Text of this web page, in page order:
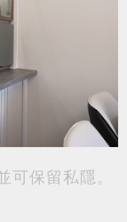
保留私隱。